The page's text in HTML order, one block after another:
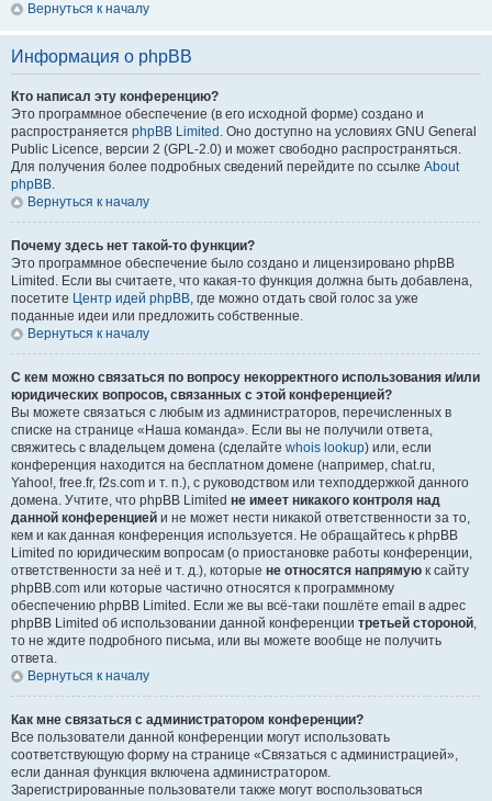
Вернуться к началу
Информация о phpBB
Кто написал эту конференцию?
Это программное обеспечение (в его исходной форме) создано и
распространяется phpBB Limited . Оно доступно на условиях GNU General
Public Licence, версии 2 (GPL-2.0) и может свободно распространяться.
Для получения более подробных сведений перейдите по ссылке About
phpBB.
Вернуться к началу
Почему здесь нет такой-то функции?
Это программное обеспечение было создано и лицензировано phpBB
Limited. Если вы считаете, что какая-то функция должна быть добавлена,
посетите Центр идей phpBB, где можно отдать свой голос за уже
поданные идеи или предложить собственные.
Вернуться к началу
С кем можно связаться по вопросу некорректного использования и/или
юридических вопросов, связанных с этой конференцией?
Вы можете связаться с любым из администраторов, перечисленных в
списке на странице «Наша команда». Если вы не получили ответа,
свяжитесь с владельцем домена (сделайте whois lookup) или, если
конференция находится на бесплатном домене (например, chat.ru,
Yahoo!, free.fr, f2s.com и т. п.), с руководством или техподдержкой данного
домена. Учтите, что phpBB Limited не имеет никакого контроля над
данной конференцией и не может нести никакой ответственности за то,
кем и как данная конференция используется. Не обращайтесь к phpBB
Limited по юридическим вопросам (о приостановке работы конференции,
ответственности за неё и т. д.), которые не относятся напрямую к сайту
phpBB.com или которые частично относятся к программному
обеспечению phpBB Limited. Если же вы всё-таки пошлёте email в адрес
phpBB Limited об использовании данной конференции третьей стороной,
то не ждите подробного письма, или вы можете вообще не получить
ответа.
Вернуться к началу
Как мне связаться с администратором конференции?
Все пользователи данной конференции могут использовать
соответствующую форму на странице «Связаться с администрацией»,
если данная функция включена администратором.
Зарегистрированные пользователи также могут воспользоваться